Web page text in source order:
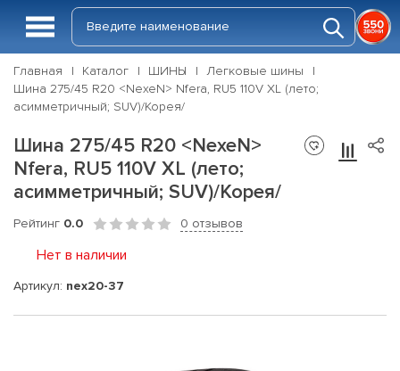
Главная Каталог ШИНЫ
Легковые шины
Шина 275/45 R20 <NexeN> Nfera, RU5 110V XL (лето;
асимметричный; SUV)/Корея/
Шина 275/45 R20 <NexeN>
Nfera, RU5 110V XL (лето;
асимметричный; SUV)/Корея/
Рейтинг 0.0 0 отзывов
Нет в наличии
Артикул: nex20-37